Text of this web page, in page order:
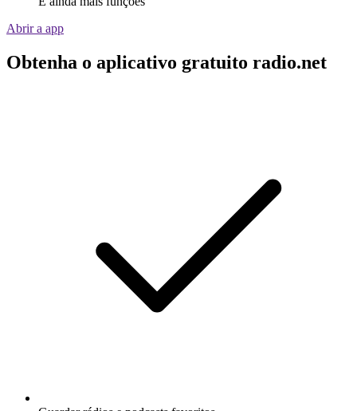
Abrir a app
Obtenha o aplicativo gratuito radio.net